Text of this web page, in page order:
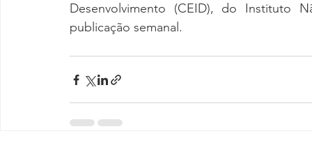
Desenvolvimento (CEID), do Instituto
publicação semanal.